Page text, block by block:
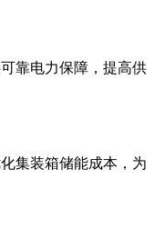
靠电力保障，提高供
集装箱储能成本，为